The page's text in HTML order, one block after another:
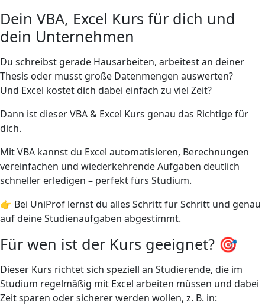
Dein VBA, Excel Kurs für dich und
dein Unternehmen
Du schreibst gerade Hausarbeiten, arbeitest an deiner
Thesis oder musst große Datenmengen auswerten?
Und Excel kostet dich dabei einfach zu viel Zeit?
Dann ist dieser VBA & Excel Kurs genau das Richtige für
dich.
Mit VBA kannst du Excel automatisieren, Berechnungen
vereinfachen und wiederkehrende Aufgaben deutlich
schneller erledigen – perfekt fürs Studium.
👉 Bei UniProf lernst du alles Schritt für Schritt und genau
auf deine Studienaufgaben abgestimmt.
Für wen ist der Kurs geeignet? 🎯
Dieser Kurs richtet sich speziell an Studierende, die im
Studium regelmäßig mit Excel arbeiten müssen und dabei
Zeit sparen oder sicherer werden wollen, z. B. in: